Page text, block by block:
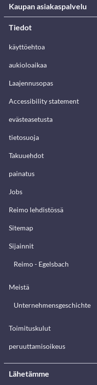
Kaupan asiakaspalvelu
Tiedot
käyttöehtoa
aukioloaikaa
Laajennusopas
Accessibility statement
evästeasetusta
tietosuoja
Takuuehdot
painatus
Jobs
Reimo lehdistössä
Sitemap
Sijainnit
Reimo - Egelsbach
Meistä
Unternehmensgeschichte
Toimituskulut
peruuttamisoikeus
Lähetämme